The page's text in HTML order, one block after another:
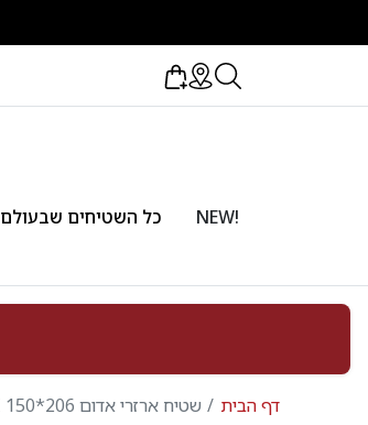
!NEW כל השטיחים שבעולם
דף הבית שטיח ארזרי אדום 206*150 ARZARI